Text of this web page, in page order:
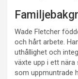
Wade Fletcher
och hårt arbete.
uthållighet och
växte upp i ett nära
som uppmuntrade